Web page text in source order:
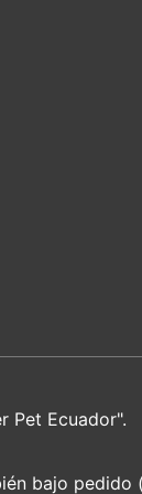
Pet Ecuador".
bajo pedido